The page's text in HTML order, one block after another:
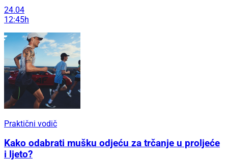
24.04
12:45h
Praktični vodič
Kako odabrati mušku odjeću za trčanje u proljeće
i ljeto?